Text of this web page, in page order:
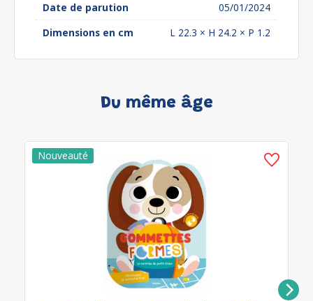
Date de parution
05/01/2024
Dimensions en cm
L 22.3 × H 24.2 × P 1.2
Du même âge